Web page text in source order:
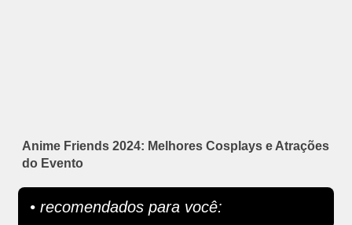
Anime Friends 2024: Melhores Cosplays e Atrações
do Evento
• recomendados para você: